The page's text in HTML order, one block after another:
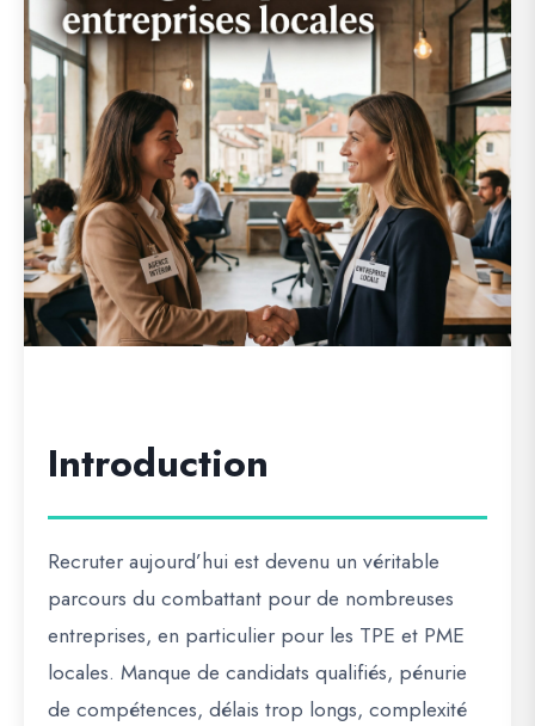
Introduction
Recruter aujourd’hui est devenu un véritable
parcours du combattant pour de nombreuses
entreprises, en particulier pour les TPE et PME
locales. Manque de candidats qualifiés, pénurie
de compétences, délais trop longs, complexité